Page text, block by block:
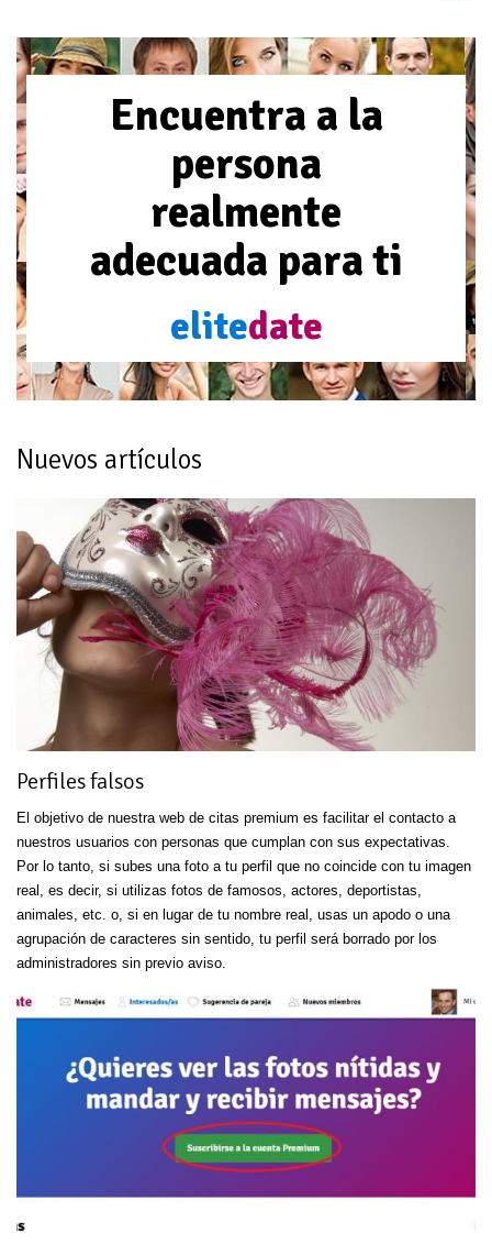
Encuentra a la
persona
realmente
adecuada para ti
elitedate
Nuevos artículos
Perfiles falsos
El objetivo de nuestra web de citas premium es facilitar el contacto a
nuestros usuarios con personas que cumplan con sus expectativas.
Por lo tanto, si subes una foto a tu perfil que no coincide con tu imagen
real, es decir, si utilizas fotos de famosos, actores, deportistas,
animales, etc. o, si en lugar de tu nombre real, usas un apodo o una
agrupación de caracteres sin sentido, tu perfil será borrado por los
administradores sin previo aviso.